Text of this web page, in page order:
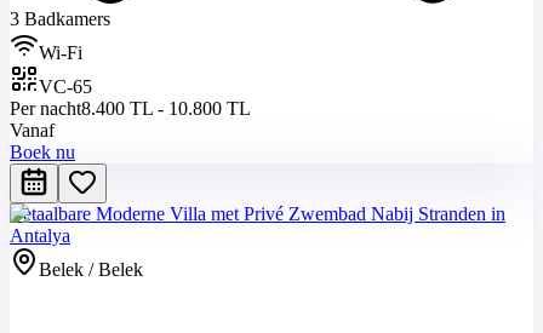
3 Badkamers
Wi-Fi
VC-65
Per nacht8.400 TL - 10.800 TL
Vanaf
Boek nu
Betaalbare Moderne Villa met Privé Zwembad Nabij Stranden in
Antalya
Belek / Belek